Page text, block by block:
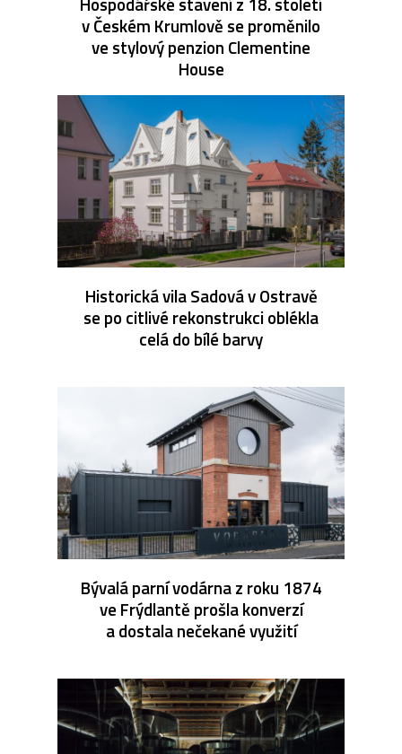
v Českém Krumlově se proměnilo
ve stylový penzion Clementine
House
Historická vila Sadová v Ostravě
se po citlivé rekonstrukci oblékla
celá do bílé barvy
Bývalá parní vodárna z roku 1874
ve Frýdlantě prošla konverzí
a dostala nečekané využití